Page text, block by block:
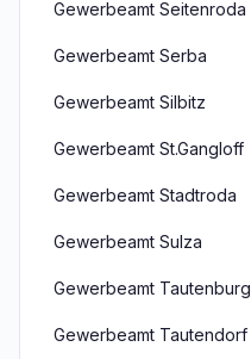
Gewerbeamt Seitenroda
Gewerbeamt Serba
Gewerbeamt Silbitz
Gewerbeamt St.Gangloff
Gewerbeamt Stadtroda
Gewerbeamt Sulza
Gewerbeamt Tautenburg
Gewerbeamt Tautendorf